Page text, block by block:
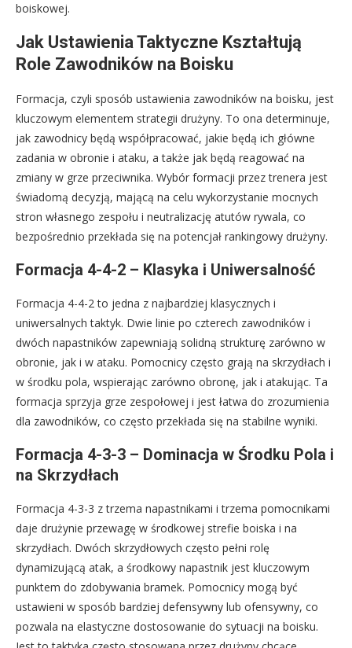
boiskowej.
Jak Ustawienia Taktyczne Kształtują
Role Zawodników na Boisku
Formacja, czyli sposób ustawienia zawodników na boisku, jest
kluczowym elementem strategii drużyny. To ona determinuje,
jak zawodnicy będą współpracować, jakie będą ich główne
zadania w obronie i ataku, a także jak będą reagować na
zmiany w grze przeciwnika. Wybór formacji przez trenera jest
świadomą decyzją, mającą na celu wykorzystanie mocnych
stron własnego zespołu i neutralizację atutów rywala, co
bezpośrednio przekłada się na potencjał rankingowy drużyny.
Formacja 4-4-2 – Klasyka i Uniwersalność
Formacja 4-4-2 to jedna z najbardziej klasycznych i
uniwersalnych taktyk. Dwie linie po czterech zawodników i
dwóch napastników zapewniają solidną strukturę zarówno w
obronie, jak i w ataku. Pomocnicy często grają na skrzydłach i
w środku pola, wspierając zarówno obronę, jak i atakując. Ta
formacja sprzyja grze zespołowej i jest łatwa do zrozumienia
dla zawodników, co często przekłada się na stabilne wyniki.
Formacja 4-3-3 – Dominacja w Środku Pola i
na Skrzydłach
Formacja 4-3-3 z trzema napastnikami i trzema pomocnikami
daje drużynie przewagę w środkowej strefie boiska i na
skrzydłach. Dwóch skrzydłowych często pełni rolę
dynamizującą atak, a środkowy napastnik jest kluczowym
punktem do zdobywania bramek. Pomocnicy mogą być
ustawieni w sposób bardziej defensywny lub ofensywny, co
pozwala na elastyczne dostosowanie do sytuacji na boisku.